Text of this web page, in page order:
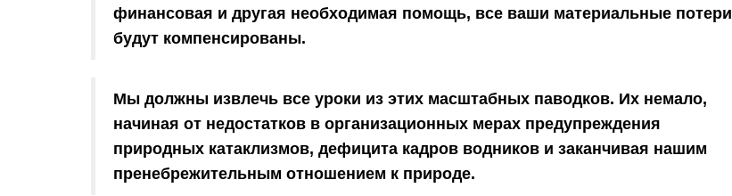
финансовая и другая необходимая помощь, все ваши материальные потери
будут компенсированы.
Мы должны извлечь все уроки из этих масштабных паводков. Их немало,
начиная от недостатков в организационных мерах предупреждения
природных катаклизмов, дефицита кадров водников и заканчивая нашим
пренебрежительным отношением к природе.